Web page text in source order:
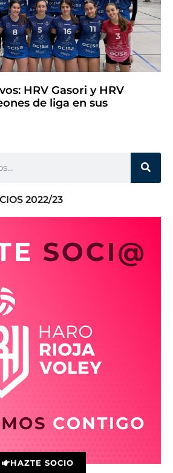
HRV Gasori y HRV
de liga en sus
2022/23
HAZTE SOCIO